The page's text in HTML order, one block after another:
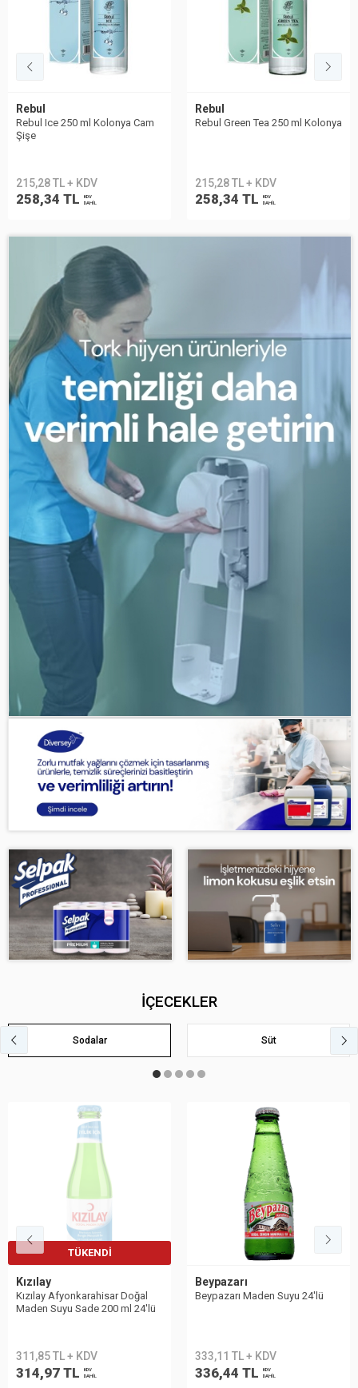
Rebul
Rebul Ice 250 ml Kolonya Cam
Şişe
215,28 TL + KDV
258,34 TL
KDV
DAHİL
Rebul
Rebul Green Tea 250 ml Kolonya
215,28 TL + KDV
258,34 TL
KDV
DAHİL
İÇECEKLER
Sodalar Süt
TÜKENDI
Kızılay
Kızılay Afyonkarahisar Doğal
Maden Suyu Sade 200 ml 24'lü
311,85 TL + KDV
314,97 TL
KDV
DAHİL
Beypazarı
Beypazarı Maden Suyu 24′lü
333,11 TL + KDV
336,44 TL
KDV
DAHİL